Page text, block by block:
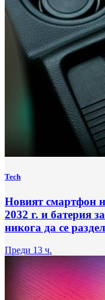
Tech
Новият смартфон
2032 г. и батерия
никога да се
Преди 13 ч.